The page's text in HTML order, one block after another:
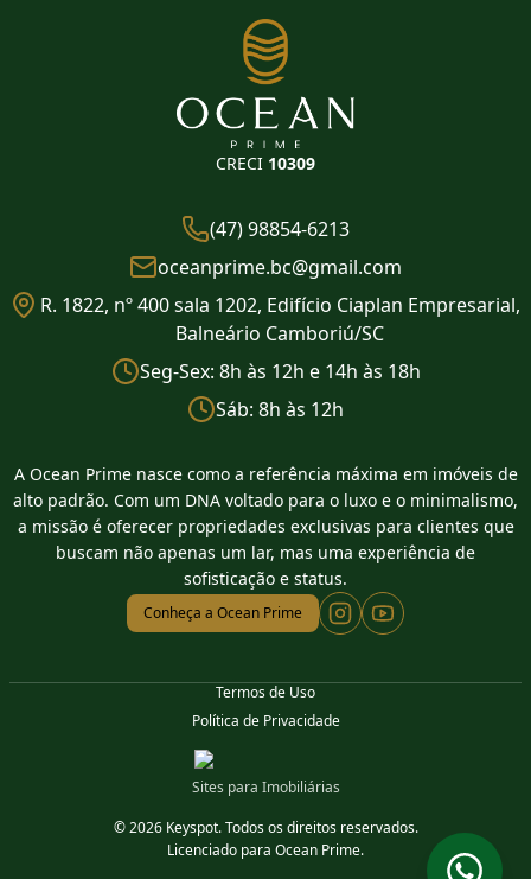
CRECI 10309
(47) 98854-6213
oceanprime.bc@gmail.com
R. 1822, nº 400 sala 1202, Edifício Ciaplan Empresarial,
Balneário Camboriú/SC
Seg-Sex: 8h às 12h e 14h às 18h
Sáb: 8h às 12h
A Ocean Prime nasce como a referência máxima em imóveis de
alto padrão. Com um DNA voltado para o luxo e o minimalismo,
a missão é oferecer propriedades exclusivas para clientes que
buscam não apenas um lar, mas uma experiência de
sofisticação e status.
Conheça a Ocean Prime
Termos de Uso
Política de Privacidade
Sites para Imobiliárias
© 2026 Keyspot. Todos os direitos reservados.
Licenciado para Ocean Prime.